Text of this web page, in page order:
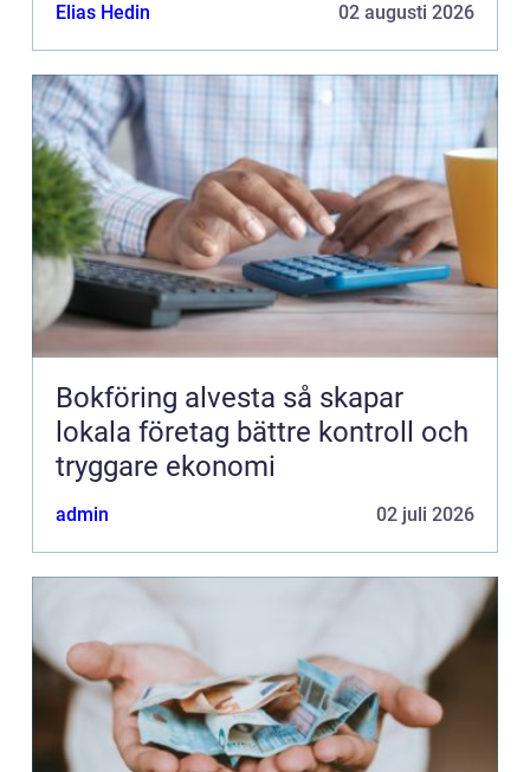
Elias Hedin 02 augusti 2026
Bokföring alvesta så skapar
lokala företag bättre kontroll och
tryggare ekonomi
admin 02 juli 2026